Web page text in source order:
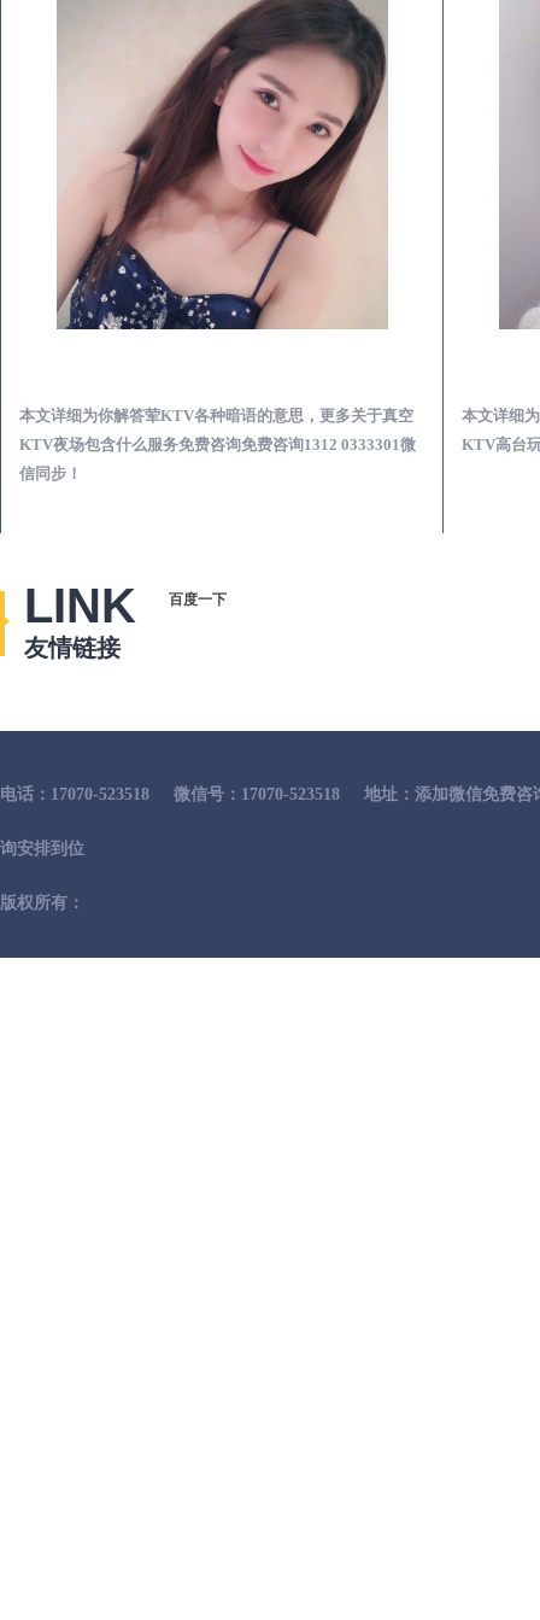
本文详细为你解答荤KTV各种暗语的意思，更多关于真空
KTV夜场包含什么服务免费咨询免费咨询1312 0333301微
信同步！
本文详细
KTV高台
LINK
友情链接
百度一下
电话：17070-523518 微信号：17070-523518 地址：添加微信免费
询安排到位
版权所有：